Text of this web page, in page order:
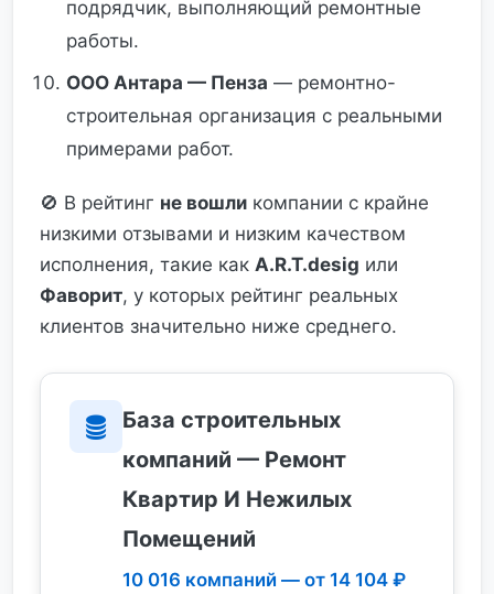
подрядчик, выполняющий ремонтные
работы.
ООО Антара — Пенза — ремонтно-
строительная организация с реальными
примерами работ.
🚫 В рейтинг не вошли компании с крайне
низкими отзывами и низким качеством
исполнения, такие как A.R.T.desig или
Фаворит, у которых рейтинг реальных
клиентов значительно ниже среднего.
База строительных
компаний — Ремонт
Квартир И Нежилых
Помещений
10 016 компаний — от 14 104 ₽